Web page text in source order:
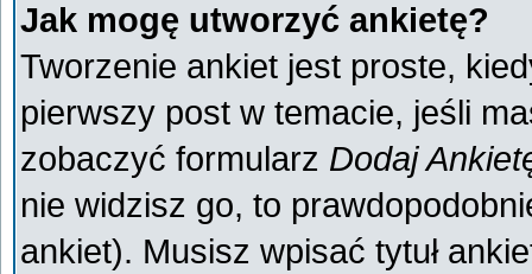
Jak mogę utworzyć ankietę?
Tworzenie ankiet jest proste,
pierwszy post w temacie, jeśli
zobaczyć formularz Dodaj
nie widzisz go, to
ankiet). Musisz wpisać tytuł